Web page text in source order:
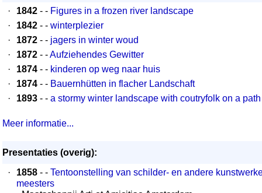
·
1842 - - Figures in a frozen river landscape
·
1842 - - winterplezier
·
1872 - - jagers in winter woud
·
1872 - -Aufziehendes Gewitter
·
1874 - - kinderen op weg naar huis
·
1874 - - Bauernhütten in flacher Landschaft
·
1893 - - a stormy winter landscape with coutryfolk on a path
Meer informatie...
Presentaties (overig):
·
1858 - - Tentoonstelling van schilder- en andere
meesters